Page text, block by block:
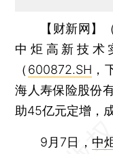
【财新网】
中炬高新技术
（ 600872.SH ，
海人寿保险股份
助45亿元定增，
9月7日， 中